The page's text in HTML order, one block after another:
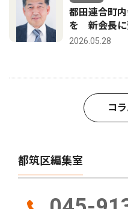
都田連合町
を 新会長に
2026.05.28
コ
都筑区編集室